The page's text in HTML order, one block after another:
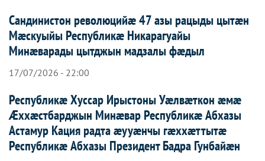
Сандинистон революцийæ 47 азы рацыды цытæн
Мæскуыйы Республикæ Никарагуайы
Минæварады цытджын мадзалы фæдыл
17/07/2026 - 22:00
Республикæ Хуссар Ирыстоны Уæлвæткон æмæ
Æххæстбарджын Минæвар Республикæ Абхазы
Астамур Кация радта æууæнчы гæххæттытæ
Республикæ Абхазы Президент Бадра Гунбайæн